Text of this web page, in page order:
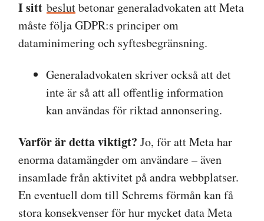
I sitt beslutbetonar generaladvokaten att Meta
måste följa GDPR:s principer om
dataminimering och syftesbegränsning.
Generaladvokaten skriver också att det
inte är så att all offentlig information
kan användas för riktad annonsering.
Varför är detta viktigt? Jo, för att Meta har
enorma datamängder om användare – även
insamlade från aktivitet på andra webbplatser.
En eventuell dom till Schrems förmån kan få
stora konsekvenser för hur mycket data Meta